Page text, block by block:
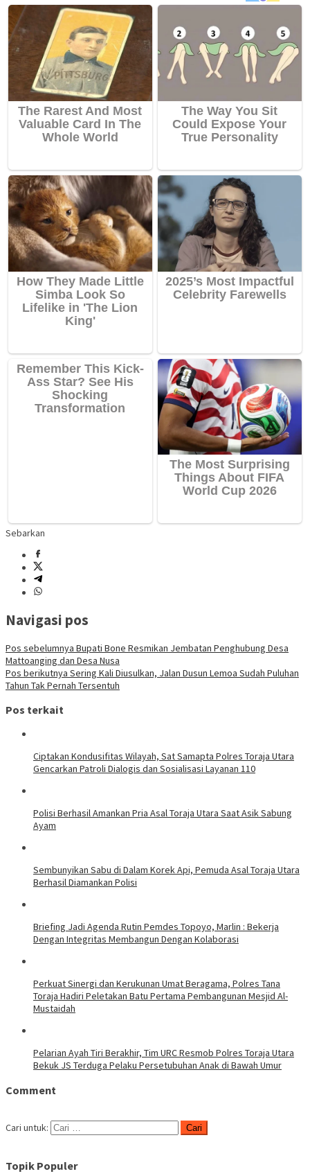
Sebarkan
Navigasi pos
Pos sebelumnya Bupati Bone Resmikan Jembatan Penghubung Desa
Mattoanging dan Desa Nusa
Pos berikutnya Sering Kali Diusulkan, Jalan Dusun Lemoa Sudah Puluhan
Tahun Tak Pernah Tersentuh
Pos terkait
Ciptakan Kondusifitas Wilayah, Sat Samapta Polres Toraja Utara
Gencarkan Patroli Dialogis dan Sosialisasi Layanan 110
Polisi Berhasil Amankan Pria Asal Toraja Utara Saat Asik Sabung
Ayam
Sembunyikan Sabu di Dalam Korek Api, Pemuda Asal Toraja Utara
Berhasil Diamankan Polisi
Briefing Jadi Agenda Rutin Pemdes Topoyo, Marlin : Bekerja
Dengan Integritas Membangun Dengan Kolaborasi
Perkuat Sinergi dan Kerukunan Umat Beragama, Polres Tana
Toraja Hadiri Peletakan Batu Pertama Pembangunan Mesjid Al-
Mustaidah
Pelarian Ayah Tiri Berakhir, Tim URC Resmob Polres Toraja Utara
Bekuk JS Terduga Pelaku Persetubuhan Anak di Bawah Umur
Comment
Cari untuk:
Topik Populer